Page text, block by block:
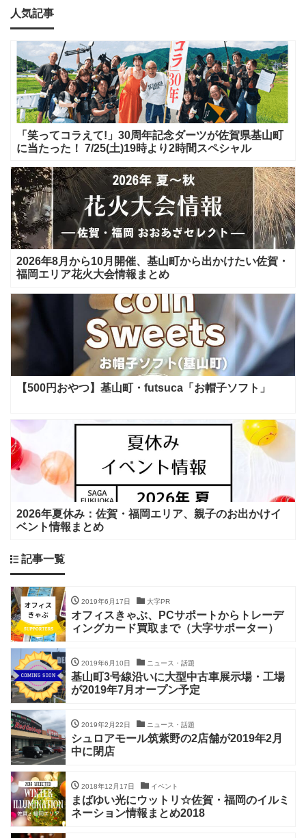
人気記事
「笑ってコラえて!」30周年記念ダーツが佐賀県基山町
に当たった！ 7/25(土)19時より2時間スペシャル
2026年8月から10月開催、基山町から出かけたい佐賀・
福岡エリア花火大会情報まとめ
【500円おやつ】基山町・futsuca「お帽子ソフト」
2026年夏休み：佐賀・福岡エリア、親子のお出かけイ
ベント情報まとめ
記事一覧
2019年6月17日 大字PR
オフィスきゃぶ、PCサポートからトレーデ
ィングカード買取まで（大字サポーター）
2019年6月10日 ニュース・話題
基山町3号線沿いに大型中古車展示場・工場
が2019年7月オープン予定
2019年2月22日 ニュース・話題
シュロアモール筑紫野の2店舗が2019年2月
中に閉店
2018年12月17日 イベント
まばゆい光にウットリ☆佐賀・福岡のイルミ
ネーション情報まとめ2018